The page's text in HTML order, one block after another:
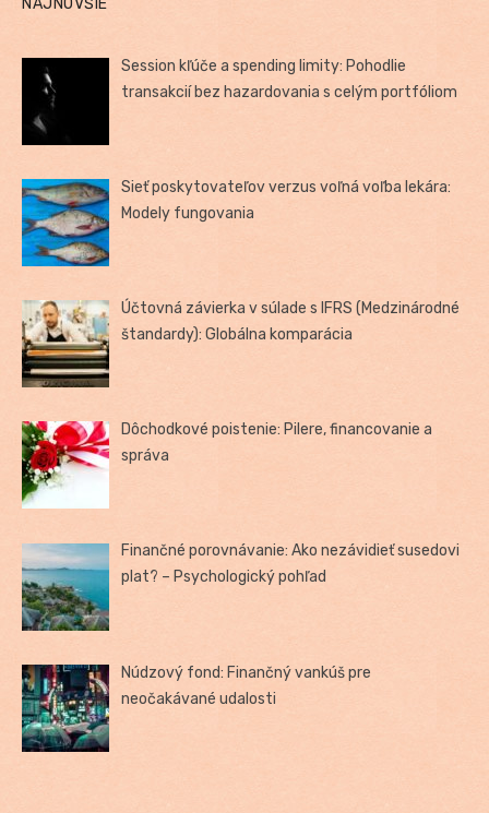
Session kľúče a spending limity: Pohodlie
transakcií bez hazardovania s celým portfóliom
Sieť poskytovateľov verzus voľná voľba lekára:
Modely fungovania
Účtovná závierka v súlade s IFRS (Medzinárodné
štandardy): Globálna komparácia
Dôchodkové poistenie: Pilere, financovanie a
správa
Finančné porovnávanie: Ako nezávidieť susedovi
plat? – Psychologický pohľad
Núdzový fond: Finančný vankúš pre
neočakávané udalosti